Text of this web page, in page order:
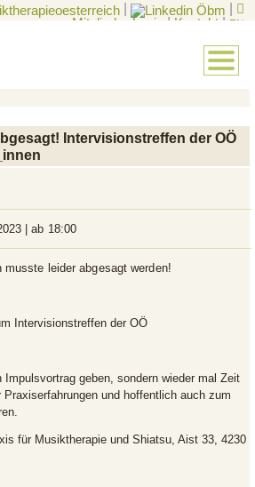
Mitglieder-Login
| Kontakt | EN
Intervisionstreffen der OÖ
| ab 18:00
leider abgesagt werden!
Intervisionstreffen der OÖ
Impulsvortrag geben, sondern wieder mal Zeit
und hoffentlich auch zum
für Musiktherapie und Shiatsu, Aist 33, 4230